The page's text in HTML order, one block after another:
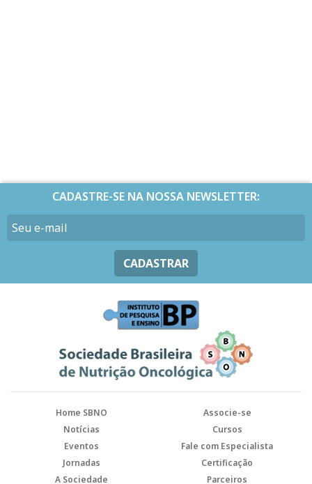
CADASTRE-SE NA NOSSA NEWSLETTER:
CADASTRAR
Home SBNO
Associe-se
Notícias
Cursos
Eventos
Fale com Especialista
Jornadas
Certificação
A Sociedade
Parceiros